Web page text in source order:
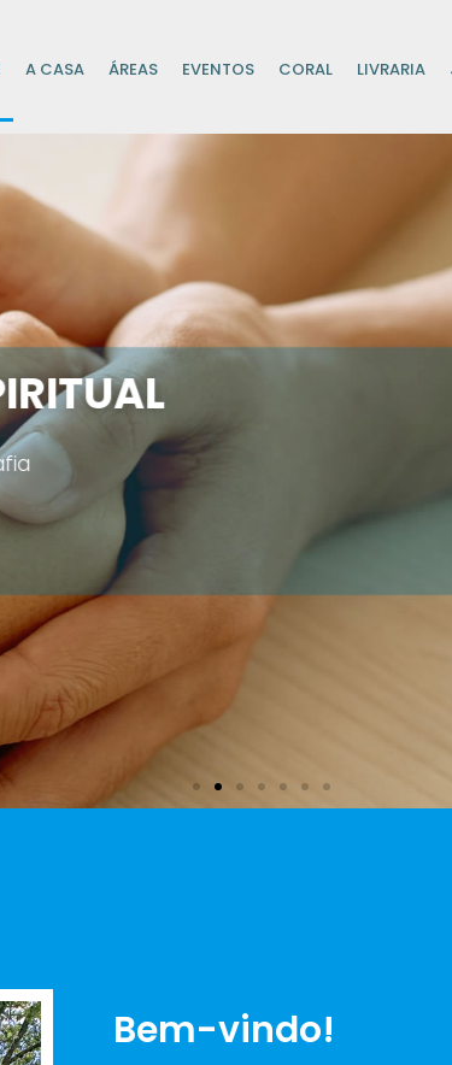
A CASA ÁREAS EVENTOS CORAL LIVRARIA
Caminho, a
vem ao Pai, a não
Bem-vindo!